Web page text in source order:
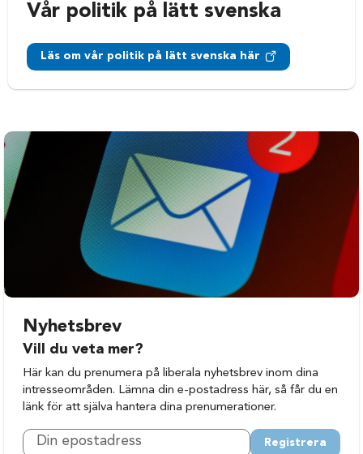
Vår politik på lätt svenska
Läs om vår politik på lätt svenska här
Nyhetsbrev
Vill du veta mer?
Här kan du prenumera på liberala nyhetsbrev inom dina
intresseområden. Lämna din e-postadress här, så får du en
länk för att själva hantera dina prenumerationer.
Registrera